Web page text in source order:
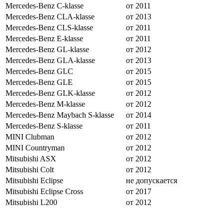
Mercedes-Benz C-klasse
от 2011
Mercedes-Benz CLA-klasse
от 2013
Mercedes-Benz CLS-klasse
от 2011
Mercedes-Benz E-klasse
от 2011
Mercedes-Benz GL-klasse
от 2012
Mercedes-Benz GLA-klasse
от 2013
Mercedes-Benz GLC
от 2015
Mercedes-Benz GLE
от 2015
Mercedes-Benz GLK-klasse
от 2012
Mercedes-Benz M-klasse
от 2012
Mercedes-Benz Maybach S-klasse
от 2014
Mercedes-Benz S-klasse
от 2011
MINI Clubman
от 2012
MINI Countryman
от 2012
Mitsubishi ASX
от 2012
Mitsubishi Colt
от 2012
Mitsubishi Eclipse
не допускается
Mitsubishi Eclipse Cross
от 2017
Mitsubishi L200
от 2012